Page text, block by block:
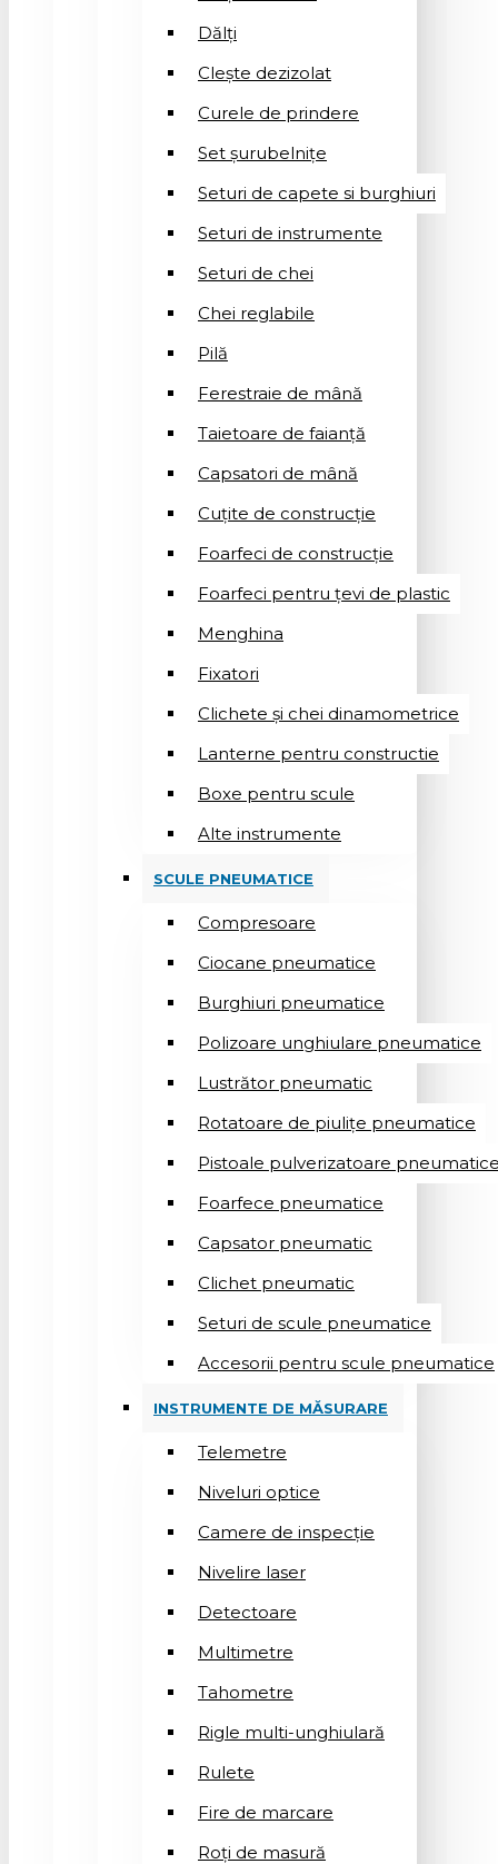
Dălți
Clește dezizolat
Curele de prindere
Set șurubelnițe
Seturi de capete si burghiuri
Seturi de instrumente
Seturi de chei
Chei reglabile
Pilă
Ferestraie de mână
Taietoare de faianță
Capsatori de mână
Cuțite de construcție
Foarfeci de construcție
Foarfeci pentru țevi de plastic
Menghina
Fixatori
Clichete și chei dinamometrice
Lanterne pentru constructie
Boxe pentru scule
Alte instrumente
SCULE PNEUMATICE
Compresoare
Ciocane pneumatice
Burghiuri pneumatice
Polizoare unghiulare pneumatice
Lustrător pneumatic
Rotatoare de piulițe pneumatice
Pistoale pulverizatoare
Foarfece pneumatice
Capsator pneumatic
Clichet pneumatic
Seturi de scule pneumatice
Accesorii pentru scule pneumatice
INSTRUMENTE DE MĂSURARE
Telemetre
Niveluri optice
Camere de inspecție
Nivelire laser
Detectoare
Multimetre
Tahometre
Rigle multi-unghiulară
Rulete
Fire de marcare
Roți de masură